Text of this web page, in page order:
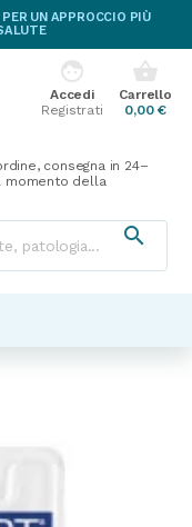
UN APPROCCIO PIÙ
shopping_basket
Carrello
0,00 €
face
Accedi
Registrati
consegna in 24–
momento della
